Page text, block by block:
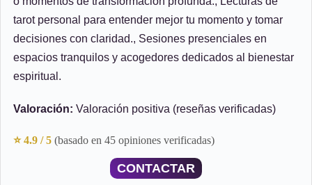
tarot personal para entender mejor tu momento y tomar
decisiones con claridad., Sesiones presenciales en
espacios tranquilos y acogedores dedicados al bienestar
espiritual.
Valoración: Valoración positiva (reseñas verificadas)
⭐ 4.9 / 5 (basado en 45 opiniones verificadas)
CONTACTAR